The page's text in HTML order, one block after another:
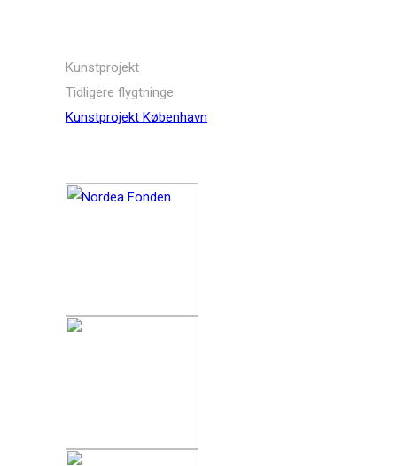
Kunstprojekt
Tidligere flygtninge
Kunstprojekt København